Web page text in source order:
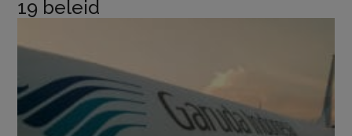
19 beleid